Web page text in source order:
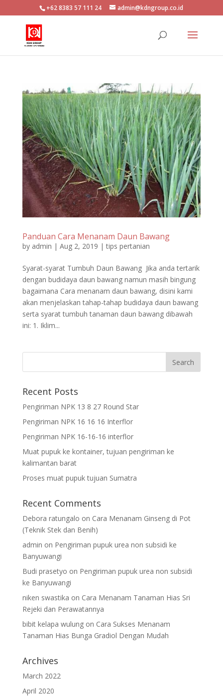
+62 8383 57 111 24 admin@kdngroup.co.id
Panduan Cara Menanam Daun Bawang
by admin | Aug 2, 2019 |tips pertanian
Syarat-syarat Tumbuh Daun Bawang Jika anda tertarik
dengan budidaya daun bawang namun masih bingung
bagaimana Cara menanam daun bawang, disini kami
akan menjelaskan tahap-tahap budidaya daun bawang
serta syarat tumbuh tanaman daun bawang dibawah
ini: 1. Iklim...
Recent Posts
Pengiriman NPK 13 8 27 Round Star
Pengiriman NPK 16 16 16 Interflor
Pengiriman NPK 16-16-16 interflor
Muat pupuk ke kontainer, tujuan pengiriman ke
kalimantan barat
Proses muat pupuk tujuan Sumatra
Recent Comments
Debora ratungalo on Cara Menanam Ginseng di Pot
(Teknik Stek dan Benih)
admin on Pengiriman pupuk urea non subsidi ke
Banyuwangi
Budi prasetyo on Pengiriman pupuk urea non subsidi
ke Banyuwangi
niken swastika on Cara Menanam Tanaman Hias Sri
Rejeki dan Perawatannya
bibit kelapa wulungon Cara Sukses Menanam
Tanaman Hias Bunga Gradiol Dengan Mudah
Archives
March 2022
April 2020